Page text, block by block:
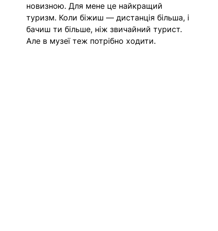
новизною. Для мене це найкращий
туризм. Коли біжиш — дистанція більша, і
бачиш ти більше, ніж звичайний турист.
Але в музеї теж потрібно ходити.